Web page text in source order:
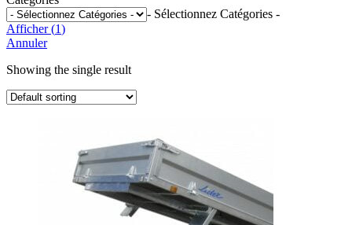
- Sélectionnez Catégories -
Afficher(1)
Annuler
Showing the single result